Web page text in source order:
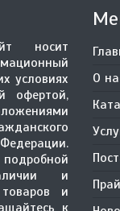
носит
условиях
офертой,
и
и
к
О